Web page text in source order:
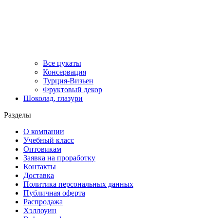
Все цукаты
Консервация
Турция-Визьен
Фруктовый декор
Шоколад, глазури
Разделы
О компании
Учебный класс
Оптовикам
Заявка на проработку
Контакты
Доставка
Политика персональных данных
Публичная оферта
Распродажа
Хэллоуин